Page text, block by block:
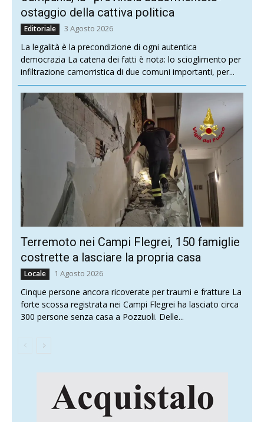
ostaggio della cattiva politica
Editoriale 3 Agosto 2026
La legalità è la precondizione di ogni autentica
democrazia La catena dei fatti è nota: lo scioglimento per
infiltrazione camorristica di due comuni importanti, per...
Terremoto nei Campi Flegrei, 150 famiglie
costrette a lasciare la propria casa
Locale 1 Agosto 2026
Cinque persone ancora ricoverate per traumi e fratture La
forte scossa registrata nei Campi Flegrei ha lasciato circa
300 persone senza casa a Pozzuoli. Delle...